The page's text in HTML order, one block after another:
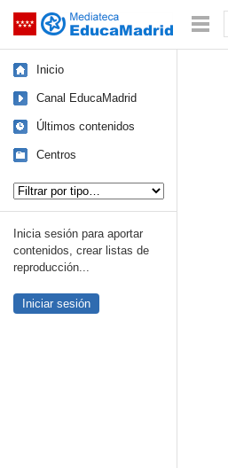
Saltar navegación
Inicio
Canal EducaMadrid
Últimos contenidos
Centros
Inicia sesión para aportar
contenidos, crear listas de
reproducción...
Iniciar sesión